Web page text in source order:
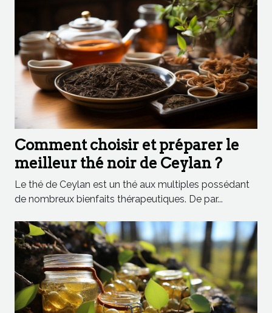
Comment choisir et préparer le
meilleur thé noir de Ceylan ?
Le thé de Ceylan est un thé aux multiples possédant
de nombreux bienfaits thérapeutiques. De par...